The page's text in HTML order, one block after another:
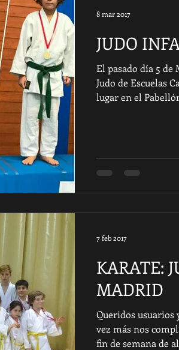
JUDO
El pasado día 5 de
Judo de Escuelas
lugar en el
8 mar 2017
KARATE:
MADRID
Queridos usuarios
vez más nos
fin de semana de
7 feb 2017